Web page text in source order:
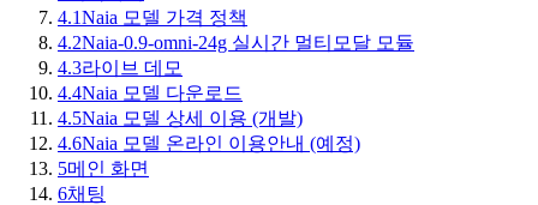
4.1Naia 모델 가격 정책
4.2Naia-0.9-omni-24g 실시간 멀티모달 모듈
4.3라이브 데모
4.4Naia 모델 다운로드
4.5Naia 모델 상세 이용 (개발)
4.6Naia 모델 온라인 이용안내 (예정)
5메인 화면
6채팅